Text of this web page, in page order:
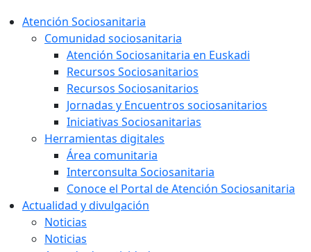
Atención Sociosanitaria
Comunidad sociosanitaria
Atención Sociosanitaria en Euskadi
Recursos Sociosanitarios
Recursos Sociosanitarios
Jornadas y Encuentros sociosanitarios
Iniciativas Sociosanitarias
Herramientas digitales
Área comunitaria
Interconsulta Sociosanitaria
Conoce el Portal de Atención Sociosanitaria
Actualidad y divulgación
Noticias
Noticias